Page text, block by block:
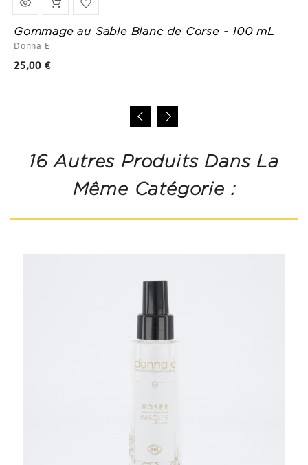
Gommage au Sable Blanc de Corse - 100 mL
Donna E
25,00 €
16 Autres Produits Dans La
Même Catégorie :